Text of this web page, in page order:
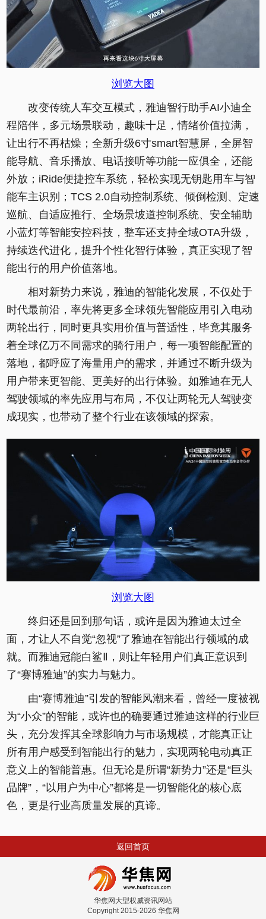
浏览大图
改变传统人车交互模式，雅迪智行助手AI小迪全
程陪伴，多元场景联动，趣味十足，情绪价值拉满，
让出行不再枯燥；全新升级6寸smart智慧屏，全屏智
能导航、音乐播放、电话接听等功能一应俱全，还能
外放；iRide便捷控车系统，轻松实现无钥匙用车与智
能车主识别；TCS 2.0自动控制系统、倾倒检测、定速
巡航、自适应推行、全场景坡道控制系统、安全辅助
小蓝灯等智能安控科技，整车还支持全域OTA升级，
持续迭代进化，提升个性化智行体验，真正实现了智
能出行的用户价值落地。
相对新势力来说，雅迪的智能化发展，不仅处于
时代最前沿，率先将更多全球领先智能应用引入电动
两轮出行，同时更具实用价值与普适性，毕竟其服务
着全球亿万不同需求的骑行用户，每一项智能配置的
落地，都呼应了海量用户的需求，并通过不断升级为
用户带来更智能、更美好的出行体验。如雅迪在无人
驾驶领域的率先应用与布局，不仅让两轮无人驾驶变
成现实，也带动了整个行业在该领域的探索。
浏览大图
终归还是回到那句话，或许是因为雅迪太过全
面，才让人不自觉“忽视”了雅迪在智能出行领域的成
就。而雅迪冠能白鲨Ⅱ，则让年轻用户们真正意识到
了“赛博雅迪”的实力与魅力。
由“赛博雅迪”引发的智能风潮来看，曾经一度被视
为“小众”的智能，或许也的确要通过雅迪这样的行业巨
头，充分发挥其全球影响力与市场规模，才能真正让
所有用户感受到智能出行的魅力，实现两轮电动真正
意义上的智能普惠。但无论是所谓“新势力”还是“巨头
品牌”，“以用户为中心”都将是一切智能化的核心底
色，更是行业高质量发展的真谛。
返回首页
华焦网大型权威资讯网站
Copyright 2015-2026 华焦网